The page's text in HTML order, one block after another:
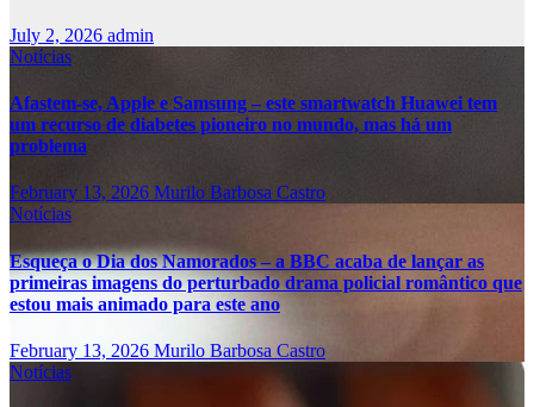
July 2, 2026 admin
Notícias
Afastem-se, Apple e Samsung – este smartwatch Huawei tem
um recurso de diabetes pioneiro no mundo, mas há um
problema
February 13, 2026 Murilo Barbosa Castro
Notícias
Esqueça o Dia dos Namorados – a BBC acaba de lançar as
primeiras imagens do perturbado drama policial romântico que
estou mais animado para este ano
February 13, 2026 Murilo Barbosa Castro
Notícias